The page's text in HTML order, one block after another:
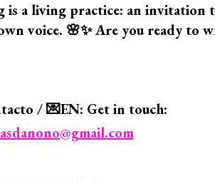
a living practice: an invitation
voice. 🌸✨ Are you ready to
/ 💌EN: Get in touch: